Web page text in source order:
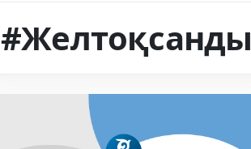
#Желтоқсанды